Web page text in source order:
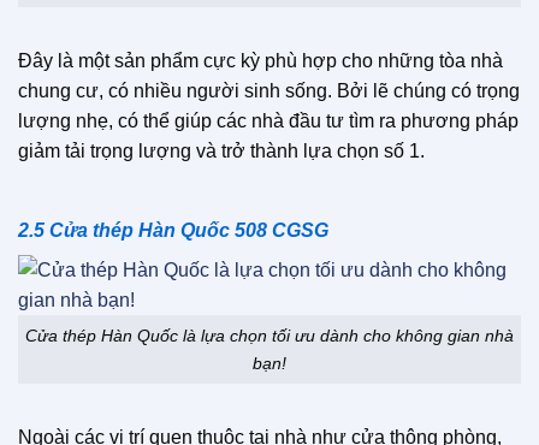
Đây là một sản phẩm cực kỳ phù hợp cho những tòa nhà
chung cư, có nhiều người sinh sống. Bởi lẽ chúng có trọng
lượng nhẹ, có thể giúp các nhà đầu tư tìm ra phương pháp
giảm tải trọng lượng và trở thành lựa chọn số 1.
2.5 Cửa thép Hàn Quốc 508 CGSG
Cửa thép Hàn Quốc là lựa chọn tối ưu dành cho không gian nhà
bạn!
Ngoài các vị trí quen thuộc tại nhà như cửa thông phòng,